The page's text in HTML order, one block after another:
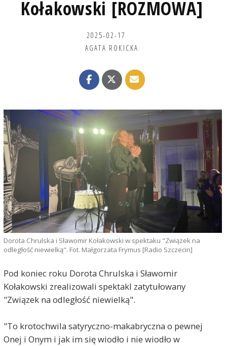
Kołakowski [ROZMOWA]
2025-02-17
AGATA ROKICKA
Dorota Chrulska i Sławomir Kołakowski w spektaku "Związek na
odległość niewielką". Fot. Małgorzata Frymus [Radio Szczecin]
Pod koniec roku Dorota Chrulska i Sławomir
Kołakowski zrealizowali spektakl zatytułowany
"Związek na odległość niewielką".
"To krotochwila satyryczno-makabryczna o pewnej
Onej i Onym i jak im się wiodło i nie wiodło w